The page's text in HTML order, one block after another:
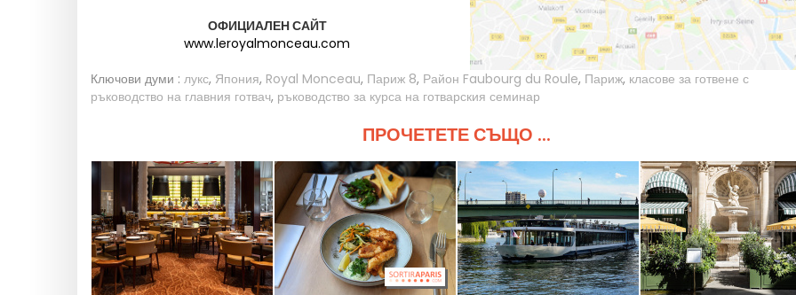
ОФИЦИАЛЕН САЙТ
www.leroyalmonceau.com
Ключови думи : лукс, Япония, Royal Monceau, Париж 8, Район Faubourg du Roule, Париж, класове за готвене с
ръководство на главния готвач, ръководство за курса на готварския семинар
ПРОЧЕТЕТЕ СЪЩО ...